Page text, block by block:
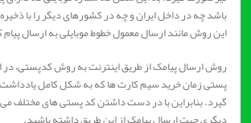
باشد چه در داخل ایران و چه در کشورهای دیگر را با
این روش مانند ارسال معمول خطوط موبایلی به ارسال پیام
روش ارسال پیامک از طریق اینترنت به روش کدپستی، در
پستی زمان خرید سیم کارت ها که به شکل کامل
گیرد. بنابراین با در دست داشتن کد پستی های مختلف می